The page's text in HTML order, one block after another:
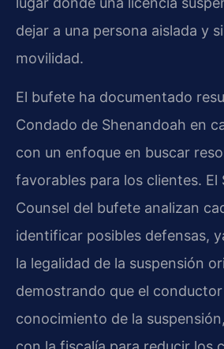
dejar a una persona aislada y
movilidad.
El bufete ha documentado
Condado de Shenandoah en
con un enfoque en buscar
favorables para los clientes. El
Counsel del bufete analizan
identificar posibles defensas,
la legalidad de la suspensión
demostrando que el
conocimiento de la